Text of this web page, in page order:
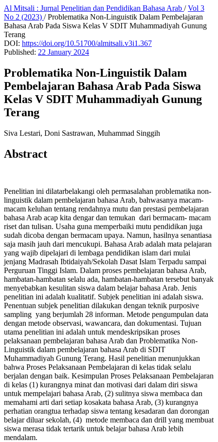
Al Mitsali : Jurnal Penelitian dan Pendidikan Bahasa Arab / Vol 3
No 2 (2023) / Problematika Non-Linguistik Dalam Pembelajaran
Bahasa Arab Pada Siswa Kelas V SDIT Muhammadiyah Gunung
Terang
DOI: https://doi.org/10.51700/almitsali.v3i1.367
Published: 22 January 2024
Problematika Non-Linguistik Dalam
Pembelajaran Bahasa Arab Pada Siswa
Kelas V SDIT Muhammadiyah Gunung
Terang
Siva Lestari, Doni Sastrawan, Muhammad Singgih
Abstract
Penelitian ini dilatarbelakangi oleh permasalahan problematika non-
linguistik dalam pembelajaran bahasa Arab, bahwasanya macam-
macam keluhan tentang rendahnya mutu dan prestasi pembelajaran
bahasa Arab acap kita dengar dan temukan dari bermacam- macam
riset dan tulisan. Usaha guna memperbaiki mutu pendidikan juga
sudah dicoba dengan bermacam upaya. Namun, hasilnya senantiasa
saja masih jauh dari mencukupi. Bahasa Arab adalah mata pelajaran
yang wajib dipelajari di lembaga pendidikan islam dari mulai
jenjang Madrasah Ibtidaiyah/Sekolah Dasat Islam Terpadu sampai
Perguruan Tinggi Islam. Dalam proses pembelajaran bahasa Arab,
hambatan-hambatan selalu ada, hambatan-hambatan tersebut banyak
menyebabkan kesulitan siswa dalam belajar bahasa Arab. Jenis
penelitian ini adalah kualitatif. Subjek penelitian ini adalah siswa.
Penentuan subjek penelitian dilakukan dengan teknik purposive
sampling yang berjumlah 28 informan. Metode pengumpulan data
dengan metode observasi, wawancara, dan dokumentasi. Tujuan
utama penelitian ini adalah untuk mendeskripsikan proses
pelaksanaan pembelajaran bahasa Arab dan Problematika Non-
Linguistik dalam pembelajaran bahasa Arab di SDIT
Muhammadiyah Gunung Terang. Hasil penelitian menunjukkan
bahwa Proses Pelaksanaan Pembelajaran di kelas tidak selalu
berjalan dengan baik. Kesimpulan Proses Pelaksanaan Pembelajaran
di kelas (1) kurangnya minat dan motivasi dari dalam diri siswa
untuk mempelajari bahasa Arab, (2) sulitnya siswa membaca dan
memahami arti dari setiap kosakata bahasa Arab, (3) kurangnya
perhatian orangtua terhadap siswa tentang kesadaran dan dorongan
belajar diluar sekolah, (4) metode membaca dan drill yang membuat
siswa merasa tidak tertarik untuk belajar bahasa Arab lebih
mendalam.